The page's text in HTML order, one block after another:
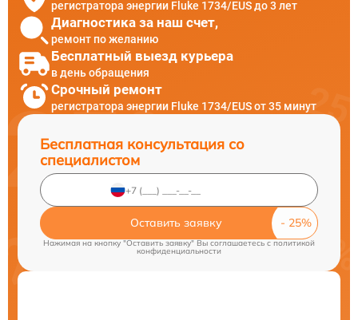
регистратора энергии Fluke 1734/EUS до 3 лет
Диагностика за наш счет,
ремонт по желанию
Бесплатный выезд курьера
в день обращения
Срочный ремонт
регистратора энергии Fluke 1734/EUS от 35 минут
Бесплатная консультация со
специалистом
Оставить заявку
Нажимая на кнопку "Оставить заявку" Вы соглашаетесь cполитикой
конфиденциальности